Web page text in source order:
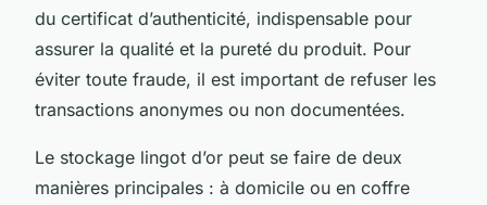
du certificat d’authenticité, indispensable pour
assurer la qualité et la pureté du produit. Pour
éviter toute fraude, il est important de refuser les
transactions anonymes ou non documentées.
Le stockage lingot d’or peut se faire de deux
manières principales : à domicile ou en coffre